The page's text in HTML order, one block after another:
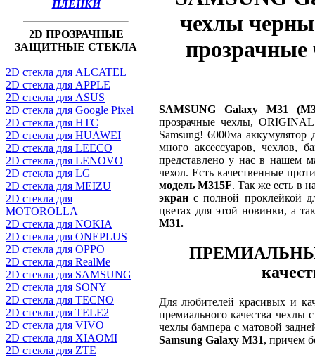
ПЛЕНКИ
2D ПРОЗРАЧНЫЕ
ЗАЩИТНЫЕ СТЕКЛА
2D стекла для ALCATEL
2D стекла для APPLE
2D стекла для ASUS
2D стекла для Google Pixel
2D стекла для HTC
2D стекла для HUAWEI
2D стекла для LEECO
2D стекла для LENOVO
2D стекла для LG
2D стекла для MEIZU
2D стекла для
MOTOROLLA
2D стекла для NOKIA
2D стекла для ONEPLUS
2D стекла для OPPO
2D стекла для RealMe
2D стекла для SAMSUNG
2D стекла для SONY
2D стекла для TECNO
2D стекла для TELE2
2D стекла для VIVO
2D стекла для XIAOMI
2D стекла для ZTE
чехлы
SAMSUNG Galaxy M31
прозрачные чехлы,
Samsung! 6000ма
много аксессуаров, чехлов,
представлено у нас в нашем
чехол. Есть качественные
модель M315F. Так же есть в
экранс полной проклейкой
цветах для этой новинки, а
M31.
ПРЕМИАЛЬНЫЕ
Для любителей красивых и
премиального качества
чехлы бампера с матовой
Samsung Galaxy M31, причем